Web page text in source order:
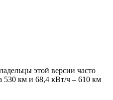
этой версии часто
530 км и 68,4 кВт/ч – 610 км